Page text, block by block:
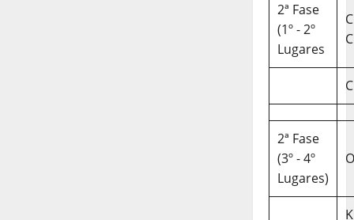
2ª Fase
(1º - 2º
Lugares
C
2ª Fase
(3º - 4º
Lugares)